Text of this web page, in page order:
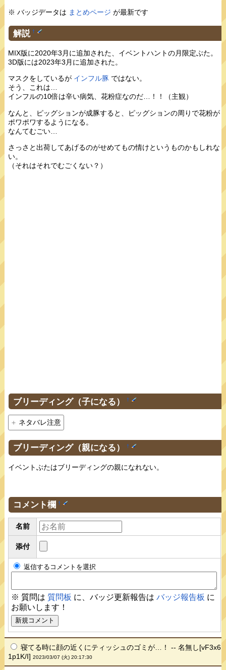
※ バッジデータは まとめページ が最新です
解説 †
MIX版に2020年3月に追加された、イベントハントの月限定ぶた。
3D版には2023年3月に追加された。
マスクをしているが インフル豚 ではない。
そう、これは…
インフルの10倍は辛い病気、花粉症なのだ…！！（主観）
なんと、ピッグションが成豚すると、ピッグションの周りで花粉が
ポワポワするようになる。
なんてむごい…
さっさと出荷してあげるのがせめてもの情けというものかもしれな
い。
（それはそれでむごくない？）
ブリーディング（子になる） †
ネタバレ注意
ブリーディング（親になる） †
イベントぶたはブリーディングの親になれない。
コメント欄 †
名前
添付
返信するコメントを選択
※ 質問は 質問板 に、バッジ更新報告はバッジ報告板 に
お願いします！
寝てる時に顔の近くにティッシュのゴミが…！ -- 名無し[vF3x6
1p1K/I]2023/03/07 (火) 20:17:30